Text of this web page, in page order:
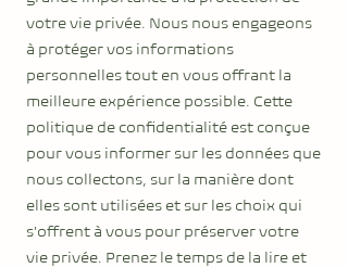
votre vie privée. Nous nous engageons
à protéger vos informations
personnelles tout en vous offrant la
meilleure expérience possible. Cette
politique de confidentialité est conçue
pour vous informer sur les données que
nous collectons, sur la manière dont
elles sont utilisées et sur les choix qui
s'offrent à vous pour préserver votre
vie privée. Prenez le temps de la lire et